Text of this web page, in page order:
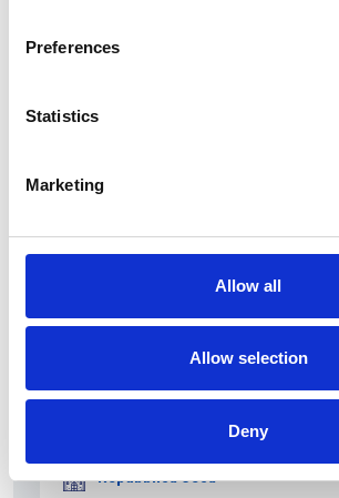
Preferences
Statistics
Marketing
Allow all
Allow selection
Deny
La società pubblica České dráhy
riconferma nella gara di servizio
Repubblica Ceca